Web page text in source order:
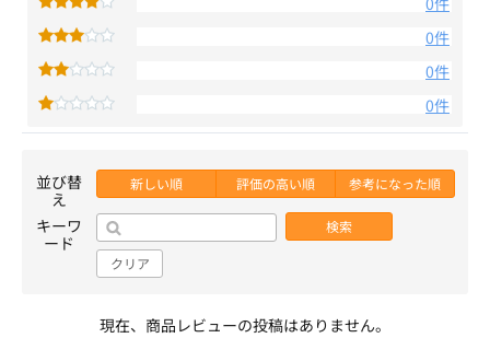
0件
0件
0件
並び替
え
新しい順 評価の高い順 参考になった順
キーワ
ード
検索
クリア
現在、商品レビューの投稿はありません。